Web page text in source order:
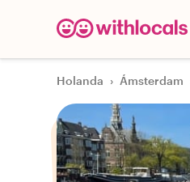
Holanda › Ámsterdam